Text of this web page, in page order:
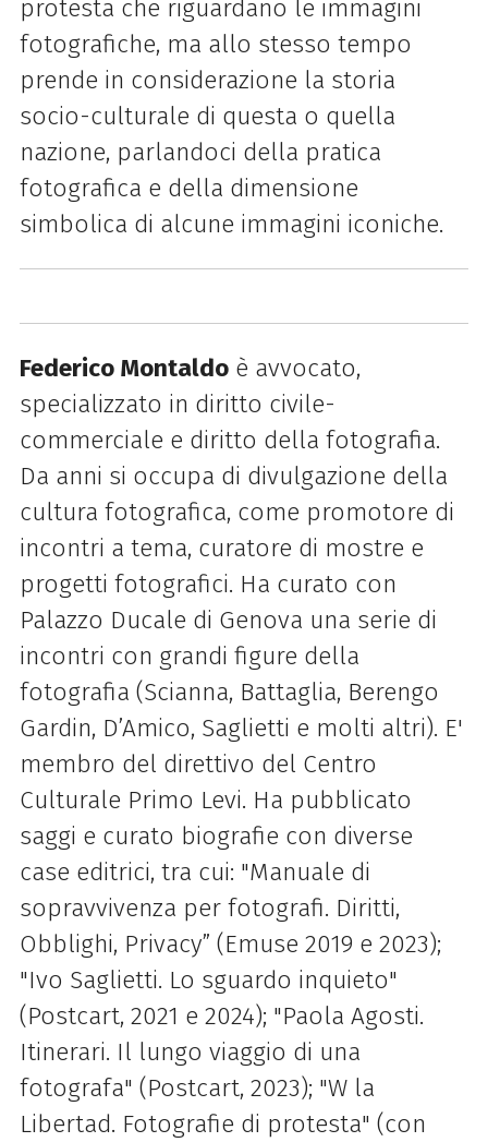
protesta che riguardano le immagini
fotografiche, ma allo stesso tempo
prende in considerazione la storia
socio-culturale di questa o quella
nazione, parlandoci della pratica
fotografica e della dimensione
simbolica di alcune immagini iconiche.
Federico Montaldoè avvocato,
specializzato in diritto civile-
commerciale e diritto della fotografia.
Da anni si occupa di divulgazione della
cultura fotografica, come promotore di
incontri a tema, curatore di mostre e
progetti fotografici. Ha curato con
Palazzo Ducale di Genova una serie di
incontri con grandi figure della
fotografia (Scianna, Battaglia, Berengo
Gardin, D’Amico, Saglietti e molti altri). E'
membro del direttivo del Centro
Culturale Primo Levi. Ha pubblicato
saggi e curato biografie con diverse
case editrici, tra cui: "Manuale di
sopravvivenza per fotografi. Diritti,
Obblighi, Privacy” (Emuse 2019 e 2023);
"Ivo Saglietti. Lo sguardo inquieto"
(Postcart, 2021 e 2024); "Paola Agosti.
Itinerari. Il lungo viaggio di una
fotografa" (Postcart, 2023); "W la
Libertad. Fotografie di protesta" (con